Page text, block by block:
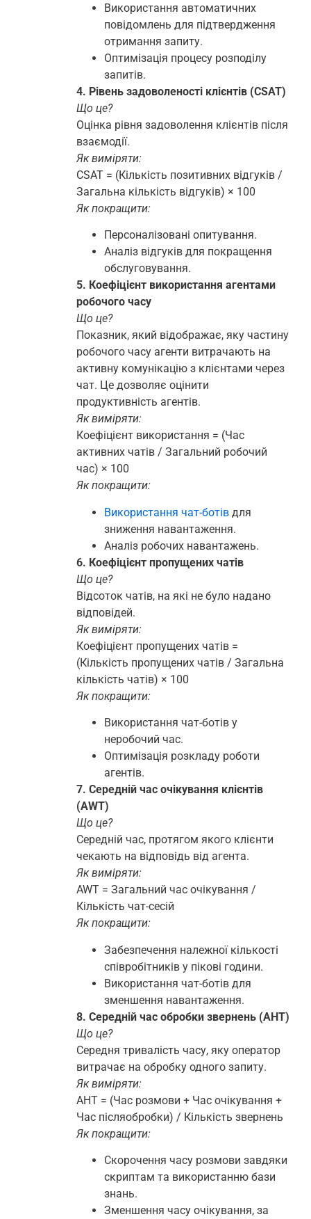
Використання автоматичних
повідомлень для підтвердження
отримання запиту.
Оптимізація процесу розподілу
запитів.
4. Рівень задоволеності клієнтів (CSAT)
Що це?
Оцінка рівня задоволення клієнтів після
взаємодії.
Як виміряти:
CSAT = (Кількість позитивних відгуків /
Загальна кількість відгуків) × 100
Як покращити:
Персоналізовані опитування.
Аналіз відгуків для покращення
обслуговування.
5. Коефіцієнт використання агентами
робочого часу
Що це?
Показник, який відображає, яку частину
робочого часу агенти витрачають на
активну комунікацію з клієнтами через
чат. Це дозволяє оцінити
продуктивність агентів.
Як виміряти:
Коефіцієнт використання = (Час
активних чатів / Загальний робочий
час) × 100
Як покращити:
Використання чат-ботів для
зниження навантаження.
Аналіз робочих навантажень.
6. Коефіцієнт пропущених чатів
Що це?
Відсоток чатів, на які не було надано
відповідей.
Як виміряти:
Коефіцієнт пропущених чатів =
(Кількість пропущених чатів / Загальна
кількість чатів) × 100
Як покращити:
Використання чат-ботів у
неробочий час.
Оптимізація розкладу роботи
агентів.
7. Середній час очікування клієнтів
(AWT)
Що це?
Середній час, протягом якого клієнти
чекають на відповідь від агента.
Як виміряти:
AWT = Загальний час очікування /
Кількість чат-сесій
Як покращити:
Забезпечення належної кількості
співробітників у пікові години.
Використання чат-ботів для
зменшення навантаження.
8. Середній час обробки звернень (AHT)
Що це?
Середня тривалість часу, яку оператор
витрачає на обробку одного запиту.
Як виміряти:
AHT = (Час розмови + Час очікування +
Час післяобробки) / Кількість звернень
Як покращити:
Скорочення часу розмови завдяки
скриптам та використанню бази
знань.
Зменшення часу очікування, за